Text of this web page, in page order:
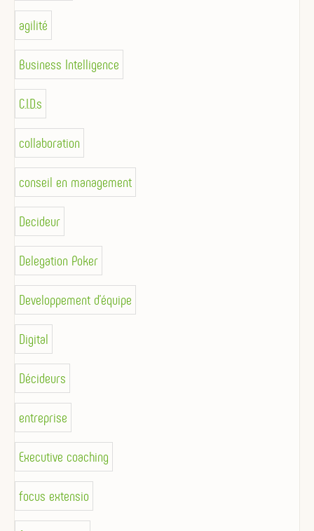
agilité
Business Intelligence
C.I.D.s
collaboration
conseil en management
Decideur
Delegation Poker
Developpement d'équipe
Digital
Décideurs
entreprise
Executive coaching
focus extensio